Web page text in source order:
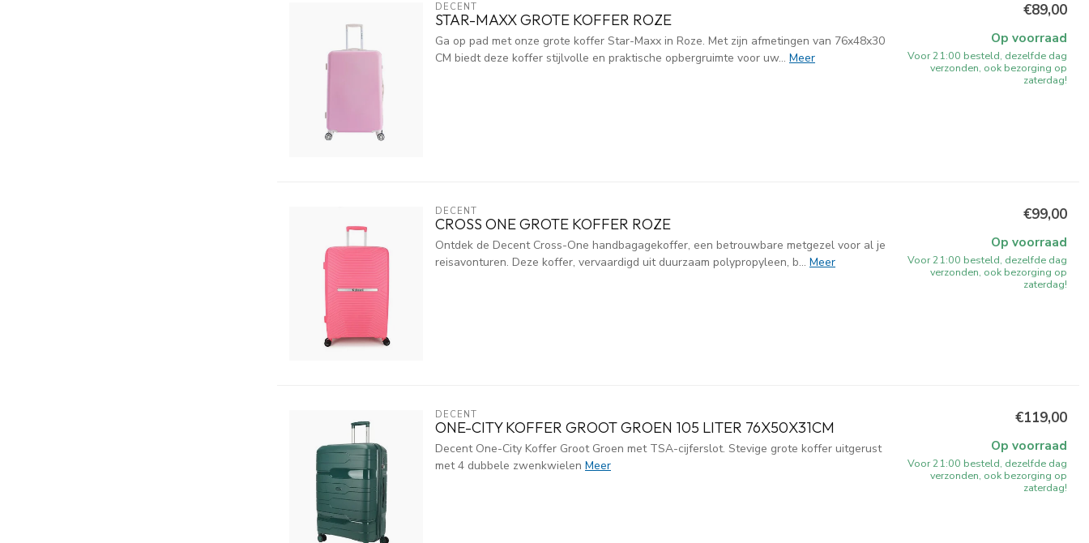
DECENT
STAR-MAXX GROTE KOFFER ROZE
Ga op pad met onze grote koffer Star-Maxx in Roze. Met zijn afmetingen van 76x48x30
CM biedt deze koffer stijlvolle en praktische opbergruimte voor uw... Meer
€89,00
Op voorraad
Voor 21:00 besteld, dezelfde dag
verzonden, ook bezorging op
zaterdag!
DECENT
CROSS ONE GROTE KOFFER ROZE
Ontdek de Decent Cross-One handbagagekoffer, een betrouwbare metgezel voor al je
reisavonturen. Deze koffer, vervaardigd uit duurzaam polypropyleen, b... Meer
€99,00
Op voorraad
Voor 21:00 besteld, dezelfde dag
verzonden, ook bezorging op
zaterdag!
DECENT
ONE-CITY KOFFER GROOT GROEN 105 LITER 76X50X31CM
Decent One-City Koffer Groot Groen met TSA-cijferslot. Stevige grote koffer uitgerust
met 4 dubbele zwenkwielen Meer
€119,00
Op voorraad
Voor 21:00 besteld, dezelfde dag
verzonden, ook bezorging op
zaterdag!